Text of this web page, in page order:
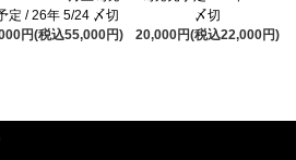
定 / 26年 5/24 〆切
円(税込55,000円)
〆切
20,000円(税込22,000円)